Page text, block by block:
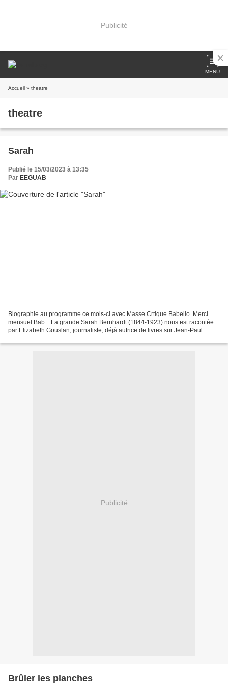
Publicité
MENU
Accueil » theatre
theatre
Sarah
Publié le 15/03/2023 à 13:35
Par EEGUAB
Biographie au programme ce mois-ci avec Masse Crtique Babelio. Merci
mensuel Bab... La grande Sarah Bernhardt (1844-1923) nous est racontée
par Elizabeth Gouslan, journaliste, déjà autrice de livres sur Jean-Paul
Publicité
Brûler les planches